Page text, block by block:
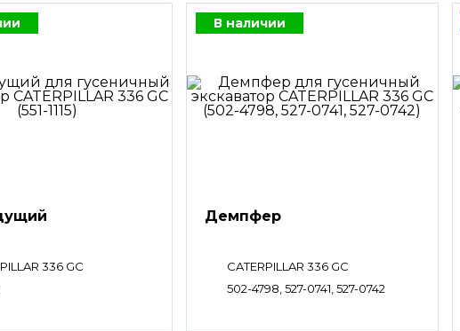
336 GC
В наличии
Демпфер
CATERPILLAR 336 GC
502-4798, 527-0741, 527-0742